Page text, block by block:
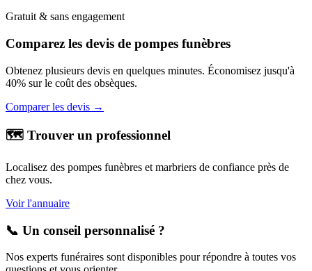
Gratuit & sans engagement
Comparez les devis de pompes funèbres
Obtenez plusieurs devis en quelques minutes. Économisez jusqu'à
40% sur le coût des obsèques.
Comparer les devis →
🗺️ Trouver un professionnel
Localisez des pompes funèbres et marbriers de confiance près de
chez vous.
Voir l'annuaire
📞 Un conseil personnalisé ?
Nos experts funéraires sont disponibles pour répondre à toutes vos